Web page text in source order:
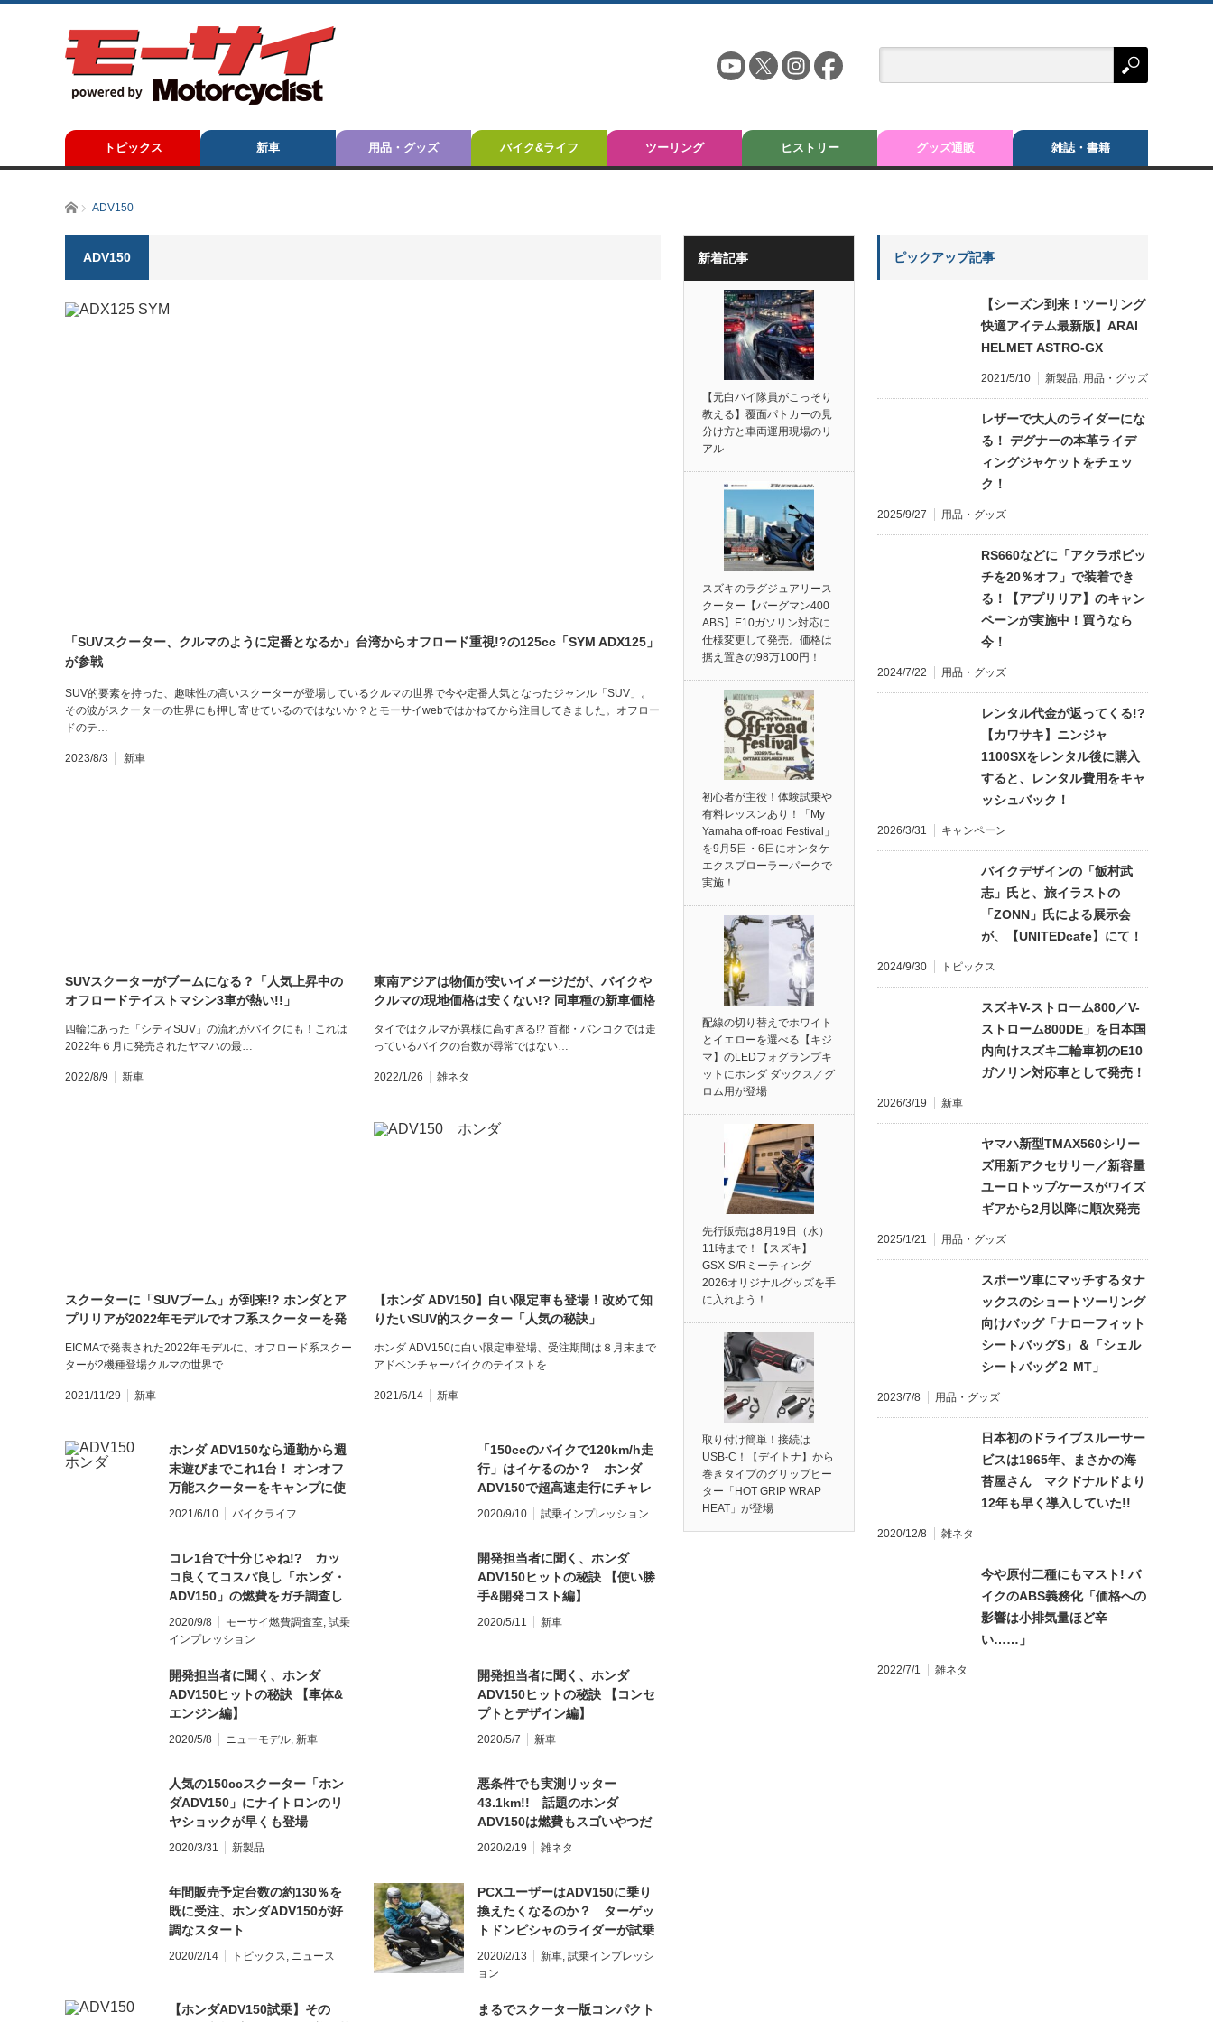
トピックス 新車 用品・グッズ バイク&ライフ ツーリング ヒストリー グッズ通販 雑誌・書籍
ホームADV150
ADV150
「SUVスクーター、クルマのように定番となるか」台湾からオフロード重視!?の125cc「SYM ADX125」
が参戦
SUV的要素を持った、趣味性の高いスクーターが登場しているクルマの世界で今や定番人気となったジャンル「SUV」。
その波がスクーターの世界にも押し寄せているのではないか？とモーサイwebではかねてから注目してきました。オフロー
ドのテ…
2023/8/3 新車
SUVスクーターがブームになる？「人気上昇中の
オフロードテイストマシン3車が熱い!!」
四輪にあった「シティSUV」の流れがバイクにも！これは
2022年６月に発売されたヤマハの最…
2022/8/9 新車
東南アジアは物価が安いイメージだが、バイクや
クルマの現地価格は安くない!? 同車種の新車価格
タイではクルマが異様に高すぎる!? 首都・バンコクでは走
っているバイクの台数が尋常ではない…
2022/1/26 雑ネタ
スクーターに「SUVブーム」が到来!? ホンダとア
プリリアが2022年モデルでオフ系スクーターを発
EICMAで発表された2022年モデルに、オフロード系スクー
ターが2機種登場クルマの世界で…
2021/11/29 新車
【ホンダ ADV150】白い限定車も登場！改めて知
りたいSUV的スクーター「人気の秘訣」
ホンダ ADV150に白い限定車登場、受注期間は８月末まで
アドベンチャーバイクのテイストを…
2021/6/14 新車
ホンダ ADV150なら通勤から週
末遊びまでこれ1台！ オンオフ
万能スクーターをキャンプに使
ってみた
2021/6/10 バイクライフ
「150ccのバイクで120km/h走
行」はイケるのか？ ホンダ
ADV150で超高速走行にチャレ
ンジ！
2020/9/10 試乗インプレッション
コレ1台で十分じゃね!? カッ
コ良くてコスパ良し「ホンダ・
ADV150」の燃費をガチ調査し
てみた!!【モーサイ燃費調査
室】
2020/9/8 モーサイ燃費調査室, 試乗
インプレッション
開発担当者に聞く、ホンダ
ADV150ヒットの秘訣 【使い勝
手&開発コスト編】
2020/5/11 新車
開発担当者に聞く、ホンダ
ADV150ヒットの秘訣 【車体&
エンジン編】
2020/5/8 ニューモデル, 新車
開発担当者に聞く、ホンダ
ADV150ヒットの秘訣 【コンセ
プトとデザイン編】
2020/5/7 新車
人気の150ccスクーター「ホン
ダADV150」にナイトロンのリ
ヤショックが早くも登場
2020/3/31 新製品
悪条件でも実測リッター
43.1km!! 話題のホンダ
ADV150は燃費もスゴいやつだ
った
2020/2/19 雑ネタ
年間販売予定台数の約130％を
既に受注、ホンダADV150が好
調なスタート
2020/2/14 トピックス, ニュース
PCXユーザーはADV150に乗り
換えたくなるのか？ ターゲッ
トドンピシャのライダーが試乗
して考えてみた
2020/2/13 新車, 試乗インプレッシ
ョン
【ホンダADV150試乗】その
まるでスクーター版コンパクト
新着記事
【元白バイ隊員がこっそり
教える】覆面パトカーの見
分け方と車両運用現場のリ
アル
スズキのラグジュアリース
クーター【バーグマン400
ABS】E10ガソリン対応に
仕様変更して発売。価格は
据え置きの98万100円！
初心者が主役！体験試乗や
有料レッスンあり！「My
Yamaha off-road Festival」
を9月5日・6日にオンタケ
エクスプローラーパークで
実施！
配線の切り替えでホワイト
とイエローを選べる【キジ
マ】のLEDフォグランプキ
ットにホンダ ダックス／グ
ロム用が登場
先行販売は8月19日（水）
11時まで！【スズキ】
GSX-S/Rミーティング
2026オリジナルグッズを手
に入れよう！
取り付け簡単！接続は
USB-C！【デイトナ】から
巻きタイプのグリップヒー
ター「HOT GRIP WRAP
HEAT」が登場
ピックアップ記事
【シーズン到来！ツーリング
快適アイテム最新版】ARAI
HELMET ASTRO-GX
2021/5/10 新製品, 用品・グッズ
レザーで大人のライダーにな
る！ デグナーの本革ライデ
ィングジャケットをチェッ
ク！
2025/9/27 用品・グッズ
RS660などに「アクラポビッ
チを20％オフ」で装着でき
る！【アプリリア】のキャン
ペーンが実施中！買うなら
今！
2024/7/22 用品・グッズ
レンタル代金が返ってくる!?
【カワサキ】ニンジャ
1100SXをレンタル後に購入
すると、レンタル費用をキャ
ッシュバック！
2026/3/31 キャンペーン
バイクデザインの「飯村武
志」氏と、旅イラストの
「ZONN」氏による展示会
が、【UNITEDcafe】にて！
2024/9/30 トピックス
スズキV-ストローム800／V-
ストローム800DE」を日本国
内向けスズキ二輪車初のE10
ガソリン対応車として発売！
2026/3/19 新車
ヤマハ新型TMAX560シリー
ズ用新アクセサリー／新容量
ユーロトップケースがワイズ
ギアから2月以降に順次発売
2025/1/21 用品・グッズ
スポーツ車にマッチするタナ
ックスのショートツーリング
向けバッグ「ナローフィット
シートバッグS」＆「シェル
シートバッグ２ MT」
2023/7/8 用品・グッズ
日本初のドライブスルーサー
ビスは1965年、まさかの海
苔屋さん マクドナルドより
12年も早く導入していた!!
2020/12/8 雑ネタ
今や原付二種にもマスト! バ
イクのABS義務化「価格への
影響は小排気量ほど辛
い……」
2022/7/1 雑ネタ